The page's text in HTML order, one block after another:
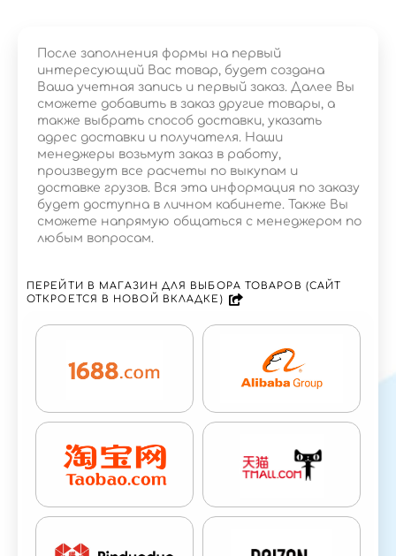
После заполнения формы на первый
интересующий Вас товар, будет создана
Ваша учетная запись и первый заказ. Далее Вы
сможете добавить в заказ другие товары, а
также выбрать способ доставки, указать
адрес доставки и получателя. Наши
менеджеры возьмут заказ в работу,
произведут все расчеты по выкупам и
доставке грузов. Вся эта информация по заказу
будет доступна в личном кабинете. Также Вы
сможете напрямую общаться с менеджером по
любым вопросам.
ПЕРЕЙТИ В МАГАЗИН ДЛЯ ВЫБОРА ТОВАРОВ (САЙТ
ОТКРОЕТСЯ В НОВОЙ ВКЛАДКЕ)